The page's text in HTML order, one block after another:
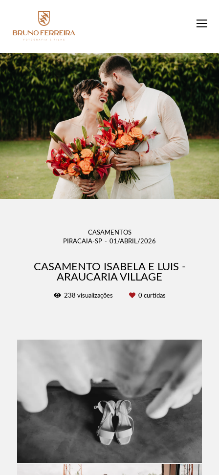
CASAMENTOS
PIRACAIA-SP
01/ABRIL/2026
CASAMENTO ISABELA E LUIS -
ARAUCARIA VILLAGE
238 visualizações 0curtidas